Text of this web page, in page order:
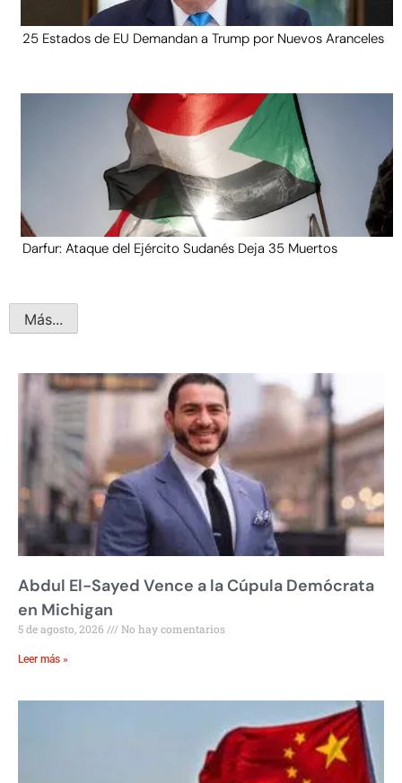
25 Estados de EU Demandan a Trump por Nuevos Aranceles
Darfur: Ataque del Ejército Sudanés Deja 35 Muertos
Más...
Abdul El-Sayed Vence a la Cúpula Demócrata
en Michigan
5 de agosto, 2026 No hay comentarios
Leer más »